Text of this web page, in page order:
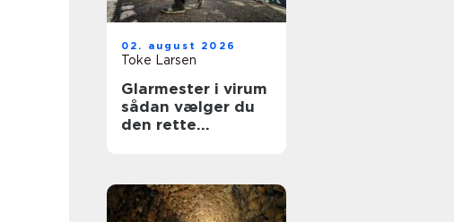
02. august 2026
Toke Larsen
Glarmester i virum
sådan vælger du
den rette